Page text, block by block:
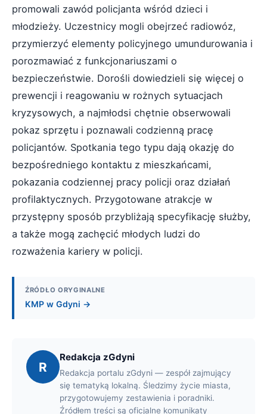
promowali zawód policjanta wśród dzieci i
młodzieży. Uczestnicy mogli obejrzeć radiowóz,
przymierzyć elementy policyjnego umundurowania i
porozmawiać z funkcjonariuszami o
bezpieczeństwie. Dorośli dowiedzieli się więcej o
prewencji i reagowaniu w rożnych sytuacjach
kryzysowych, a najmłodsi chętnie obserwowali
pokaz sprzętu i poznawali codzienną pracę
policjantów. Spotkania tego typu dają okazję do
bezpośredniego kontaktu z mieszkańcami,
pokazania codziennej pracy policji oraz działań
profilaktycznych. Przygotowane atrakcje w
przystępny sposób przybliżają specyfikację służby,
a także mogą zachęcić młodych ludzi do
rozważenia kariery w policji.
ŹRÓDŁO ORYGINALNE
KMP w Gdyni →
R
Redakcja zGdyni
Redakcja portalu zGdyni — zespół zajmujący
się tematyką lokalną. Śledzimy życie miasta,
przygotowujemy zestawienia i poradniki.
Źródłem treści są oficjalne komunikaty